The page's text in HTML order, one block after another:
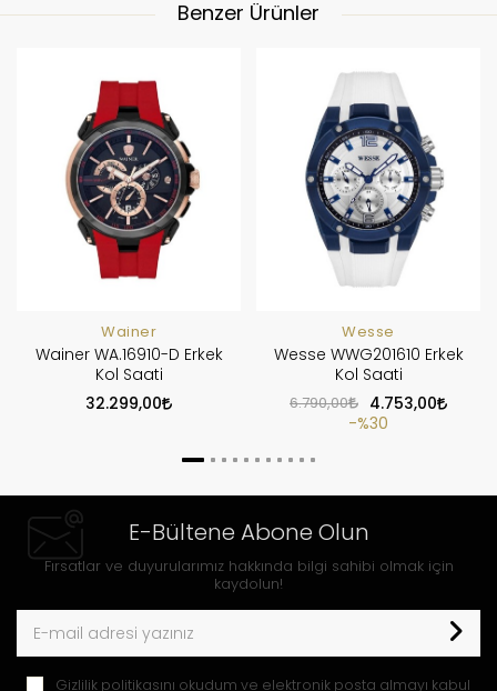
Benzer Ürünler
Wainer
Wainer WA.16910-D Erkek
Kol Saati
32.299,00
Wesse
Wesse WWG201610 Erkek
Kol Saati
6.790,00
4.753,00
%30
E-Bültene Abone Olun
Fırsatlar ve duyurularımız hakkında bilgi sahibi olmak için
kaydolun!
Gizlilik politikasını okudum ve elektronik posta almayı kabul